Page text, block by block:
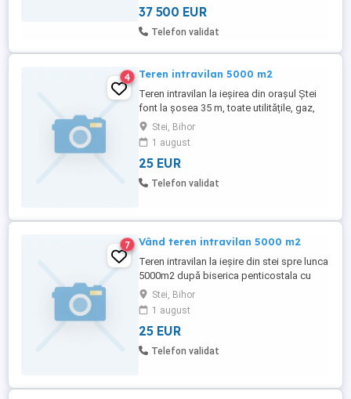
37 500 EUR
Telefon validat
4 Teren intravilan 5000 m2
Teren intravilan la ieșirea din orașul Ștei
font la șosea 35 m, toate utilitățile, gaz,
apa, curent canalizare etc, fără sarcini,
vând sau închiriez se poate folosi pentru
construcții case, hale industriale, panouri
fotovoltaice etc.
Stei, Bihor
1 august
25 EUR
Telefon validat
7 Vând teren intravilan 5000 m2
Teren intravilan la ieșire din stei spre lunca
5000m2 după biserica penticostala cu
toate utilitățile, apa, curent, canal.
Stei, Bihor
1 august
25 EUR
Telefon validat